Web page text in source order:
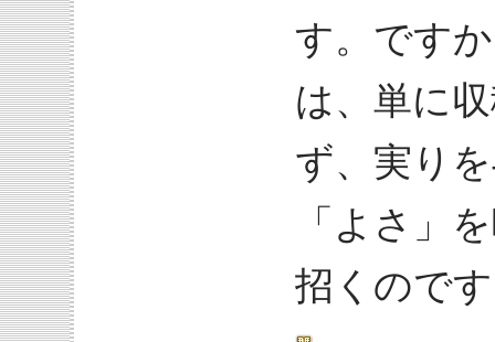
す。です
は、単に
ず、実り
「よさ」
招くので